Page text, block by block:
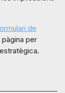
de
per